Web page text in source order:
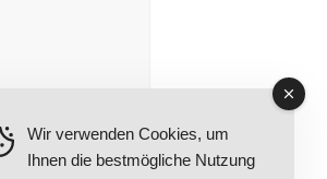
Wir verwenden Cookies, um
Ihnen die bestmögliche Nutzung